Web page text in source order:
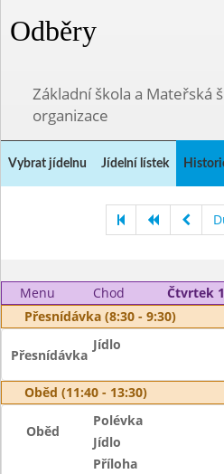
Odběry
Základní škola a Mateřská
organizace
Vybrat jídelnu Jídelní lístek
Menu Chod
Čtvrtek
Přesnídávka (8:30 - 9:30)
Přesnídávka
Jídlo
Oběd (11:40 - 13:30)
Oběd
Polévka
Jídlo
Příloha